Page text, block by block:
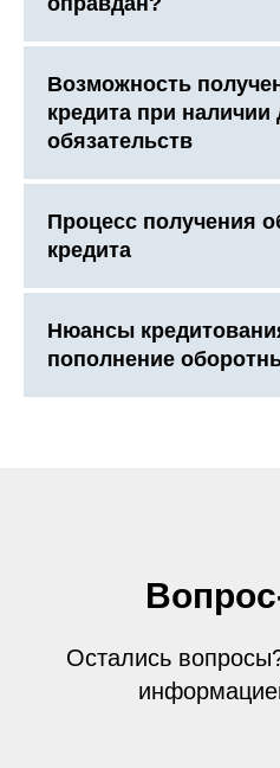
Возможность
кредита при
обязательств
Процесс получения
кредита
Нюансы
пополнение
Остались